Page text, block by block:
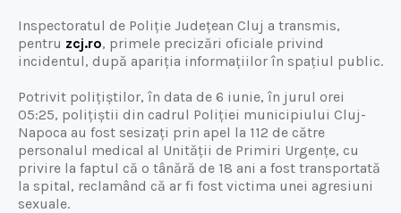
Inspectoratul de Poliție Județean Cluj a transmis,
pentru zcj.ro, primele precizări oficiale privind
incidentul, după apariția informațiilor în spațiul public.
Potrivit polițiștilor, în data de 6 iunie, în jurul orei
05:25, polițiștii din cadrul Poliției municipiului Cluj-
Napoca au fost sesizați prin apel la 112 de către
personalul medical al Unității de Primiri Urgențe, cu
privire la faptul că o tânără de 18 ani a fost transportată
la spital, reclamând că ar fi fost victima unei agresiuni
sexuale.